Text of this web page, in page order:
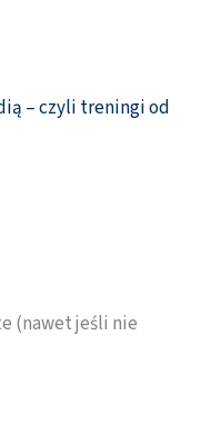
– czyli treningi od
(nawet jeśli nie